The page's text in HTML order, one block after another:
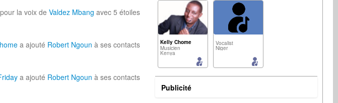
la voix deValdez Mbang avec 5 étoiles
a ajouté Robert Ngoun à ses contacts
a ajouté Robert Ngoun à ses contacts
Kelly Chome
Musicien
Kenya
Vocalist
Niger
Publicité